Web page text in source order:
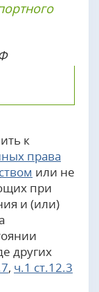
к
права
или не
при
и (или)
других
, ч.1 ст.12.3